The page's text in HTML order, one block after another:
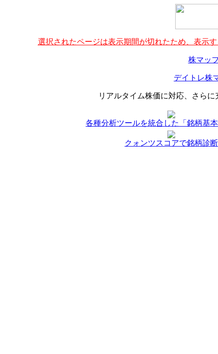
選択されたページは表示期間が切れたため、表示
株マッ
デイトレ株
リアルタイム株価に対応、さら
各種分析ツールを統合した「銘柄基
クォンツスコアで銘柄診断